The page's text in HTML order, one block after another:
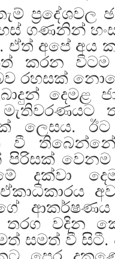
ප්‍රදේශවල
ගණනින්
ඒත් අපේ අය
කරන විටම
රහසක්
දෙමළ
ලෙසය.
වී
පිරිසක්
දක්වා
ආකර්ෂණය
වදින
සමත් වී